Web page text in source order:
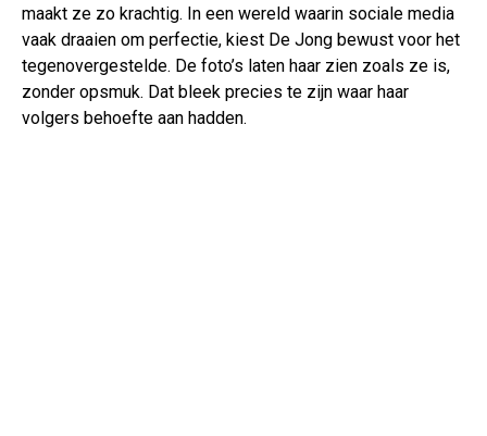
maakt ze zo krachtig. In een wereld waarin sociale media
vaak draaien om perfectie, kiest De Jong bewust voor het
tegenovergestelde. De foto’s laten haar zien zoals ze is,
zonder opsmuk. Dat bleek precies te zijn waar haar
volgers behoefte aan hadden.